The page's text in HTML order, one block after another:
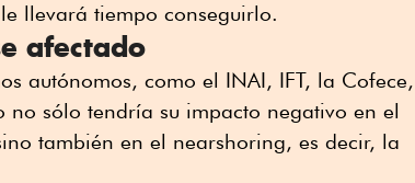
llevará tiempo conseguirlo.
afectado
autónomos, como el INAI, IFT, la Cofece,
no sólo tendría su impacto negativo en el
también en el nearshoring, es decir, la